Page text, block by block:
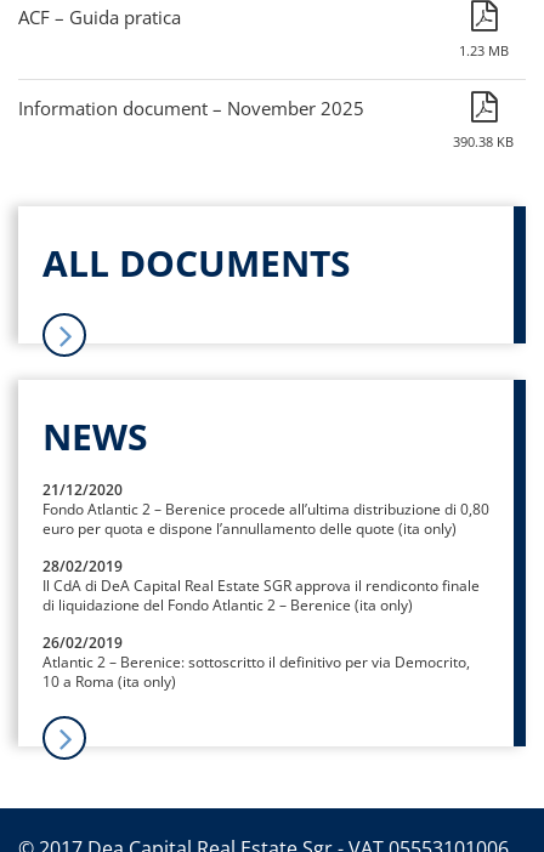
ACF – Guida pratica
1.23 MB
Information document – November 2025
390.38 KB
ALL DOCUMENTS
NEWS
21/12/2020
Fondo Atlantic 2 – Berenice procede all’ultima distribuzione di 0,80
euro per quota e dispone l’annullamento delle quote (ita only)
28/02/2019
Il CdA di DeA Capital Real Estate SGR approva il rendiconto finale
di liquidazione del Fondo Atlantic 2 – Berenice (ita only)
26/02/2019
Atlantic 2 – Berenice: sottoscritto il definitivo per via Democrito,
10 a Roma (ita only)